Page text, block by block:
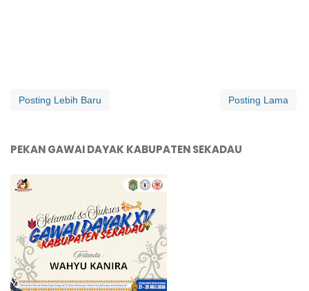
Posting Lebih Baru Posting Lama
PEKAN GAWAI DAYAK KABUPATEN SEKADAU